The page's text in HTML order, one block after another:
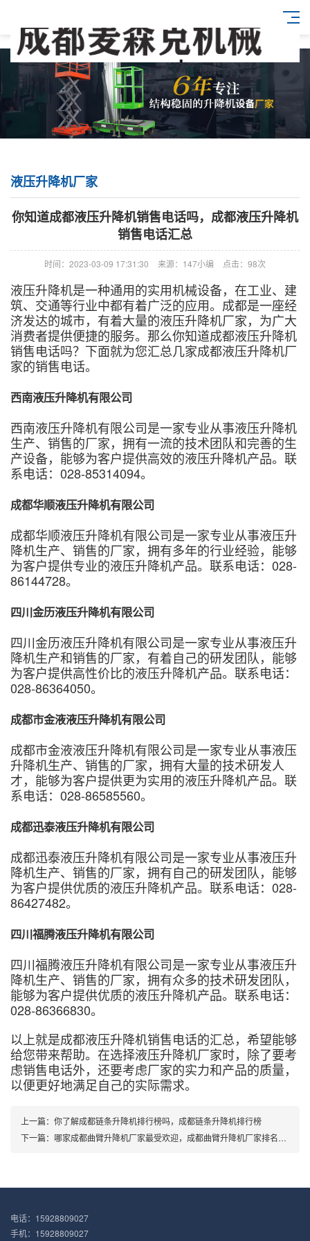
液压升降机厂家
你知道成都液压升降机销售电话吗，成都液压升降机
销售电话汇总
时间：2023-03-09 17:31:30 来源：147小编 点击：98次
液压升降机是一种通用的实用机械设备，在工业、建
筑、交通等行业中都有着广泛的应用。成都是一座经
济发达的城市，有着大量的液压升降机厂家，为广大
消费者提供便捷的服务。那么你知道成都液压升降机
销售电话吗？下面就为您汇总几家成都液压升降机厂
家的销售电话。
西南液压升降机有限公司
西南液压升降机有限公司是一家专业从事液压升降机
生产、销售的厂家，拥有一流的技术团队和完善的生
产设备，能够为客户提供高效的液压升降机产品。联
系电话：028-85314094。
成都华顺液压升降机有限公司
成都华顺液压升降机有限公司是一家专业从事液压升
降机生产、销售的厂家，拥有多年的行业经验，能够
为客户提供专业的液压升降机产品。联系电话：028-
86144728。
四川金历液压升降机有限公司
四川金历液压升降机有限公司是一家专业从事液压升
降机生产和销售的厂家，有着自己的研发团队，能够
为客户提供高性价比的液压升降机产品。联系电话：
028-86364050。
成都市金液液压升降机有限公司
成都市金液液压升降机有限公司是一家专业从事液压
升降机生产、销售的厂家，拥有大量的技术研发人
才，能够为客户提供更为实用的液压升降机产品。联
系电话：028-86585560。
成都迅泰液压升降机有限公司
成都迅泰液压升降机有限公司是一家专业从事液压升
降机生产、销售的厂家，拥有自己的研发团队，能够
为客户提供优质的液压升降机产品。联系电话：028-
86427482。
四川福腾液压升降机有限公司
四川福腾液压升降机有限公司是一家专业从事液压升
降机生产、销售的厂家，拥有众多的技术研发团队，
能够为客户提供优质的液压升降机产品。联系电话：
028-86366830。
以上就是成都液压升降机销售电话的汇总，希望能够
给您带来帮助。在选择液压升降机厂家时，除了要考
虑销售电话外，还要考虑厂家的实力和产品的质量，
以便更好地满足自己的实际需求。
上一篇： 你了解成都链条升降机排行榜吗，成都链条升降机排行榜
下一篇： 哪家成都曲臂升降机厂家最受欢迎，成都曲臂升降机厂家排名大全
电话：15928809027
手机：15928809027